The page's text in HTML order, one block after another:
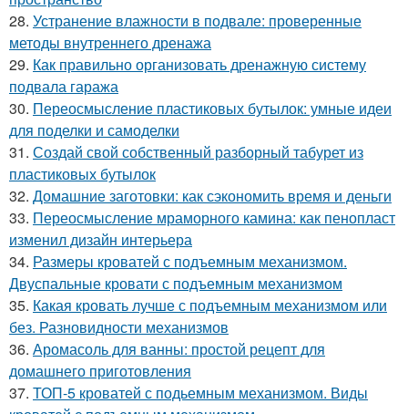
28. Устранение влажности в подвале: проверенные
методы внутреннего дренажа
29. Как правильно организовать дренажную систему
подвала гаража
30. Переосмысление пластиковых бутылок: умные идеи
для поделки и самоделки
31. Создай свой собственный разборный табурет из
пластиковых бутылок
32. Домашние заготовки: как сэкономить время и деньги
33. Переосмысление мраморного камина: как пенопласт
изменил дизайн интерьера
34. Размеры кроватей с подъемным механизмом.
Двуспальные кровати с подъемным механизмом
35. Какая кровать лучше с подъемным механизмом или
без. Разновидности механизмов
36. Аромасоль для ванны: простой рецепт для
домашнего приготовления
37. ТОП-5 кроватей с подьемным механизмом. Виды